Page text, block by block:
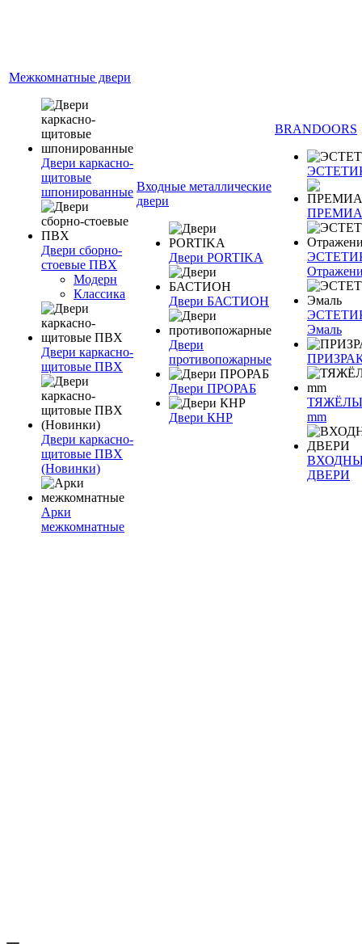
Межкомнатные двери
Двери каркасно-
щитовые
шпонированные
Двери сборно-
стоевые ПВХ
Модерн
Классика
Двери каркасно-
щитовые ПВХ
Двери каркасно-
щитовые ПВХ
(Новинки)
Арки
межкомнатные
Входные металлические
двери
Двери PORTIKA
Двери БАСТИОН
Двери
противопожарные
Двери ПРОРАБ
Двери КНР
BRANDOORS
Эмаль
mm
ДВЕРИ